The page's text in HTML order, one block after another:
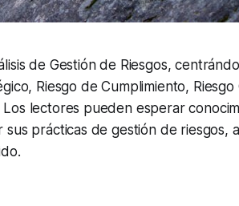
de Gestión de Riesgos,
Riesgo de Cumplimiento, Riesgo
Los lectores pueden esperar
prácticas de gestión de riesgos,